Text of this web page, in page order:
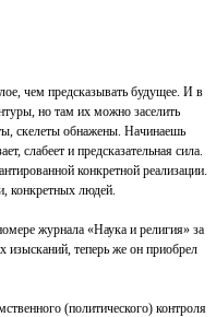
чем предсказывать будущее. И в
но там их можно заселить
скелеты обнажены. Начинаешь
слабеет и предсказательная сила.
конкретной реализации.
конкретных людей.
журнала «Наука и религия» за
изысканий, теперь же он приобрел
(политического) контроля